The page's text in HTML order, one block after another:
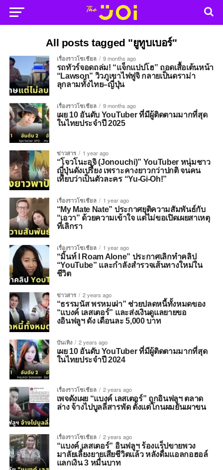
All posts tagged "ยูทูบเบอร์"
เรื่องราวโซเชียล 9 months ago
รถทัวร์จอดถล่ม! “แจ็กแปปโฮ” ถอดเสื้อเต้นหน้า
“Lawson” วิวภูเขาไฟฟูจิ กลายเป็นดราม่า
ลุกลามทั้งไทย–ญี่ปุ่น
เรื่องราวโซเชียล 9 months ago
เผย 10 อันดับ YouTuber ที่มีผู้ติดตามมากที่สุด
ในไทยประจำปี 2025
ข่าวสาร 1 year ago
“โจวโนะอุจิ (Jonouchi)” YouTuber หนุ่มชาว
ญี่ปุ่นดังเปรี้ยง เพราะคางยาวกว่าปกติ จนคน
เทียบว่าเป็นตัวละคร “Yu-Gi-Oh!”
เรื่องราวโซเชียล 1 year ago
“My Mate Nate” ประกาศยุติความสัมพันธ์กับ
“เอวา” ด้วยความเข้าใจ แต่ไม่ขอเปิดเผยสาเหตุ
ที่เลิกรา
เรื่องราวโซเชียล 1 year ago
“มิ้นท์ I Roam Alone” ประกาศเลิกทำคลิป
“YouTube” และกำลังสำรวจเส้นทางใหม่ใน
ชีวิต
ข่าวสาร 2 years ago
“ธรรมนัส พรหมเผ่า” ช่วยปลดหนี้ทั้งหมดของ
“แบงค์ เลสเตอร์” และส่งเงินดูแลยายขอ
งอินฟลูฯ ดัง เดือนละ 5,000 บาท
บันเทิง 2 years ago
เผย 10 อันดับ YouTuber ที่มีผู้ติดตามมากที่สุด
ในไทยประจำปี 2024
เรื่องราวโซเชียล 2 years ago
เพจดังเผย “แบงค์ เลสเตอร์” ถูกอินฟลูฯ ตลาด
ล่าง จ้างไปบูลลี่สารพัด ตั้งแต่โกนผมยันเผาขน
เรื่องราวโซเชียล 2 years ago
“แบงค์ เลสเตอร์” อินฟลูฯ ร้องแร็ปขายพวง
มาลัยเลี้ยงยายเสียชีวิตแล้ว หลังดื่มแอลกอฮอล์
แลกเงิน 3 หมื่นบาท